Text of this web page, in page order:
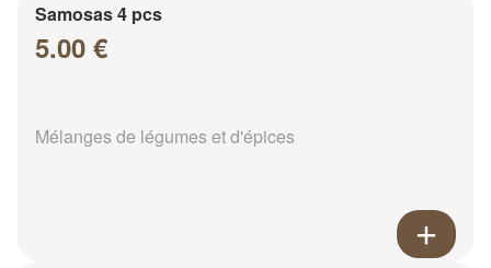
Samosas 4 pcs
5.00 €
Mélanges de légumes et d'épices